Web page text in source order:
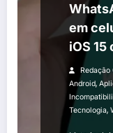
em
iOS 15
deRedação
Android,
Tecnologia,